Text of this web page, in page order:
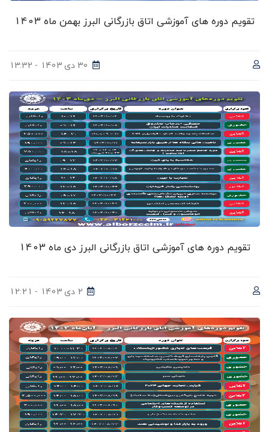
تقویم دوره های آموزشی اتاق بازرگانی البرز بهمن ماه 1403
30 دی 1403 - 13:32
تقویم دوره های آموزشی اتاق بازرگانی البرز دی ماه 1403
2 دی 1403 - 12:21